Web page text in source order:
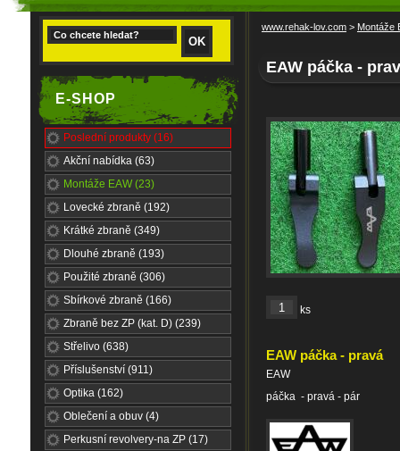
E-SHOP
Poslední produkty (16)
Akční nabídka (63)
Montáže EAW (23)
Lovecké zbraně (192)
Krátké zbraně (349)
Dlouhé zbraně (193)
Použité zbraně (306)
Sbírkové zbraně (166)
Zbraně bez ZP (kat. D) (239)
Střelivo (638)
Příslušenství (911)
Optika (162)
Oblečení a obuv (4)
Perkusní revolvery-na ZP (17)
www.rehak-lov.com > Montáže
EAW páčka -
ks
EAW páčka - pravá
EAW
páčka - pravá - pár